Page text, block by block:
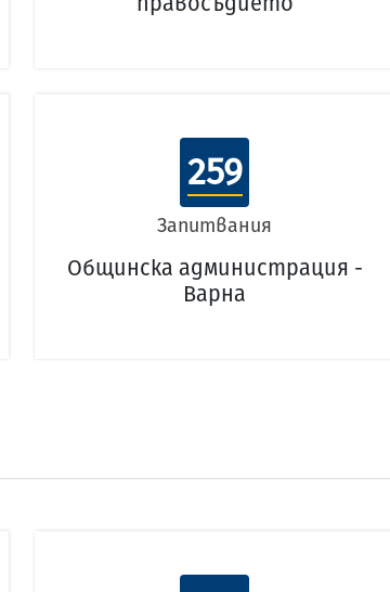
259
Запитвания
Общинска администрация -
Варна